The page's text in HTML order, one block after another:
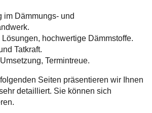
im Dämmungs- und
hochwertige Dämmstoffe.
Tatkraft.
Termintreue.
Seiten präsentieren wir Ihnen
detailliert. Sie können sich